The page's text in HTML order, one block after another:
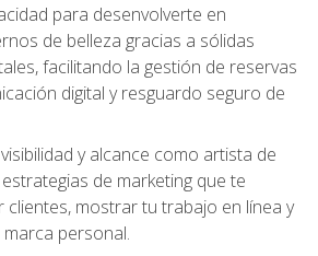
para desenvolverte en
de belleza gracias a sólidas
facilitando la gestión de reservas
digital y resguardo seguro de
y alcance como artista de
de marketing que te
clientes, mostrar tu trabajo en línea y
personal.